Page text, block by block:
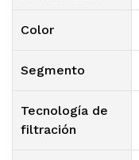
Color
Segmento
Tecnología de
filtración